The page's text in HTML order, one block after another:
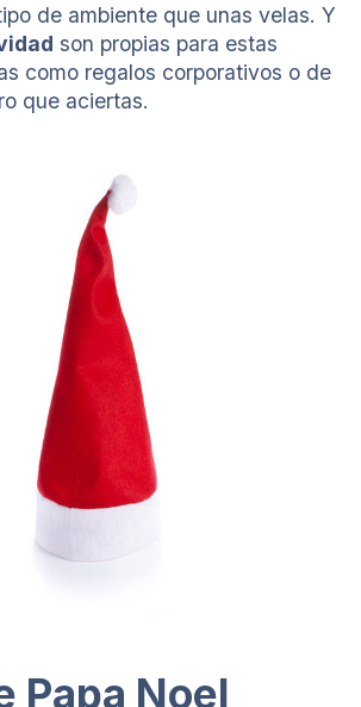
de ambiente que unas velas. Y
son propias para estas
como regalos corporativos o de
que aciertas.
Papa Noel